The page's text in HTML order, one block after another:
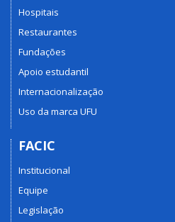
Hospitais
Restaurantes
Fundações
Apoio estudantil
Internacionalização
Uso da marca UFU
FACIC
Institucional
Equipe
Legislação